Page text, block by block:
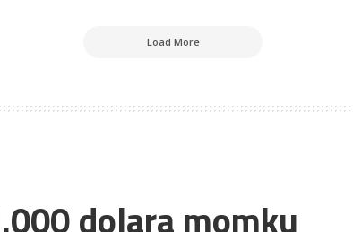
Load More
dolara momku